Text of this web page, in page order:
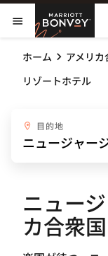
Skip to Content
メニューを開く
ホーム アメリカ
リゾートホテル
目的地
ニュー
カ合衆